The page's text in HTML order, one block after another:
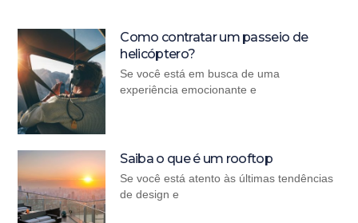
Como contratar um passeio de
helicóptero?
Se você está em busca de uma
experiência emocionante e
Saiba o que é um rooftop
Se você está atento às últimas tendências
de design e